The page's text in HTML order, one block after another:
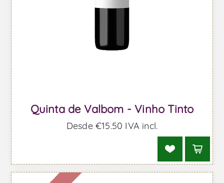
Quinta de Valbom - Vinho Tinto
Desde €15,50 IVA incl.